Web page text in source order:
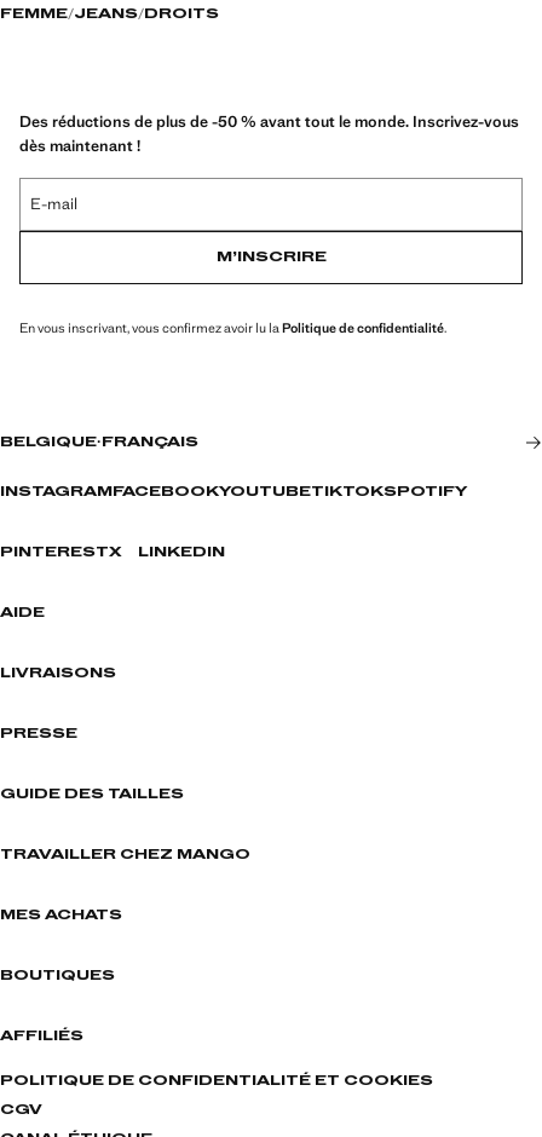
FEMME JEANS DROITS
Des réductions de plus de -50 % avant tout le monde. Inscrivez-vous
dès maintenant !
E-mail
M’INSCRIRE
En vous inscrivant, vous confirmez avoir lu la Politique de confidentialité.
BELGIQUE· FRANÇAIS
INSTAGRAM FACEBOOKYOUTUBETIKTOKSPOTIFY
PINTERESTX LINKEDIN
AIDE
LIVRAISONS
PRESSE
GUIDE DES TAILLES
TRAVAILLER CHEZ MANGO
MES ACHATS
BOUTIQUES
AFFILIÉS
POLITIQUE DE CONFIDENTIALITÉ ET COOKIES
CGV